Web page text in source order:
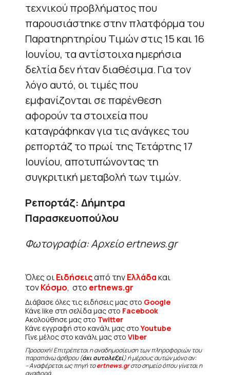
τεχνικού προβλήματος που
παρουσιάστηκε στην πλατφόρμα του
Παρατηρητηρίου Τιμών στις 15 και 16
Ιουνίου, τα αντίστοιχα ημερήσια
δελτία δεν ήταν διαθέσιμα. Για τον
λόγο αυτό, οι τιμές που
εμφανίζονται σε παρένθεση
αφορούν τα στοιχεία που
καταγράφηκαν για τις ανάγκες του
ρεπορτάζ το πρωί της Τετάρτης 17
Ιουνίου, αποτυπώνοντας τη
συγκριτική μεταβολή των τιμών.
Ρεπορτάζ: Δήμητρα
Παρασκευοπούλου
Φωτογραφία: Αρχείο ertnews.gr
Όλες οιΕιδήσειςαπό τηνΕλλάδακαι
τονΚόσμο, στο ertnews.gr
Διάβασε όλες τις ειδήσεις μας στο Google
Κάνε like στη σελίδα μας στο Facebook
Ακολούθησε μας στο Twitter
Κάνε εγγραφή στο κανάλι μας στοYoutube
Γίνε μέλος στο κανάλι μας στο Viber
Προσοχή! Επιτρέπεται η αναδημοσίευση των πληροφοριών του
παραπάνω άρθρου (όχι αυτολεξεί) ή μέρους αυτών μόνο αν:
– Αναφέρεται ως πηγή τοertnews.grστο σημείο όπου γίνεται η
αναφορά.